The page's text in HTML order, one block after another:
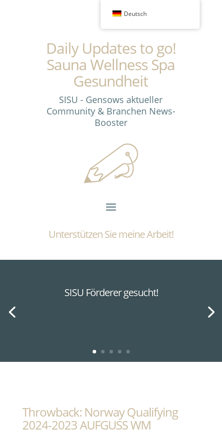
Daily Updates to go!
Sauna Wellness Spa
Gesundheit
SISU - Gensows aktueller
Community & Branchen News-
Booster
Unterstützen Sie meine Arbeit!
SISU Förderer gesucht!
Throwback: Norway Qualifying
2024-2023 AUFGUSS WM
Deutsch